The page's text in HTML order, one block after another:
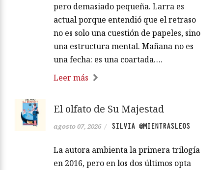
pero demasiado pequeña. Larra es
actual porque entendió que el retraso
no es solo una cuestión de papeles, sino
una estructura mental. Mañana no es
una fecha: es una coartada….
Leer más
El olfato de Su Majestad
agosto 07, 2026 / SILVIA @MIENTRASLEOS
La autora ambienta la primera trilogía
en 2016, pero en los dos últimos opta